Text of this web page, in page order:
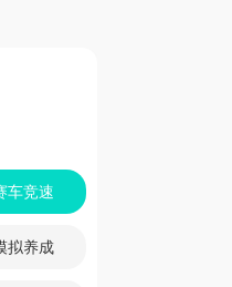
车竞速
拟养成